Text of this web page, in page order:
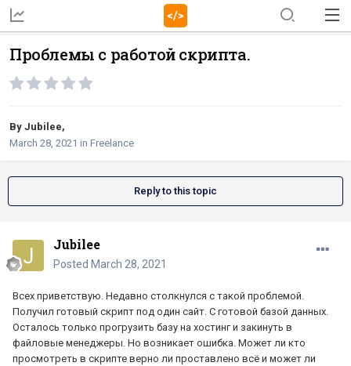
Проблемы с работой скрипта.
By Jubilee,
March 28, 2021 in Freelance
Reply to this topic
Jubilee
Posted March 28, 2021
Всех приветствую. Недавно столкнулся с такой проблемой.
Получил готовый скрипт под один сайт. С готовой базой данных.
Осталось только прогрузить базу на хостинг и закинуть в
файловые менеджеры. Но возникает ошибка. Может ли кто
просмотреть в скрипте верно ли проставлено всё и может ли